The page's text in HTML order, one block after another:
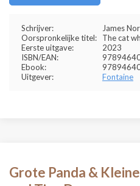
Schrijver:
James
Oorspronkelijke titel:
The cat
Eerste uitgave:
2023
ISBN/EAN:
Ebook:
Uitgever:
Fontaine
Grote Panda &